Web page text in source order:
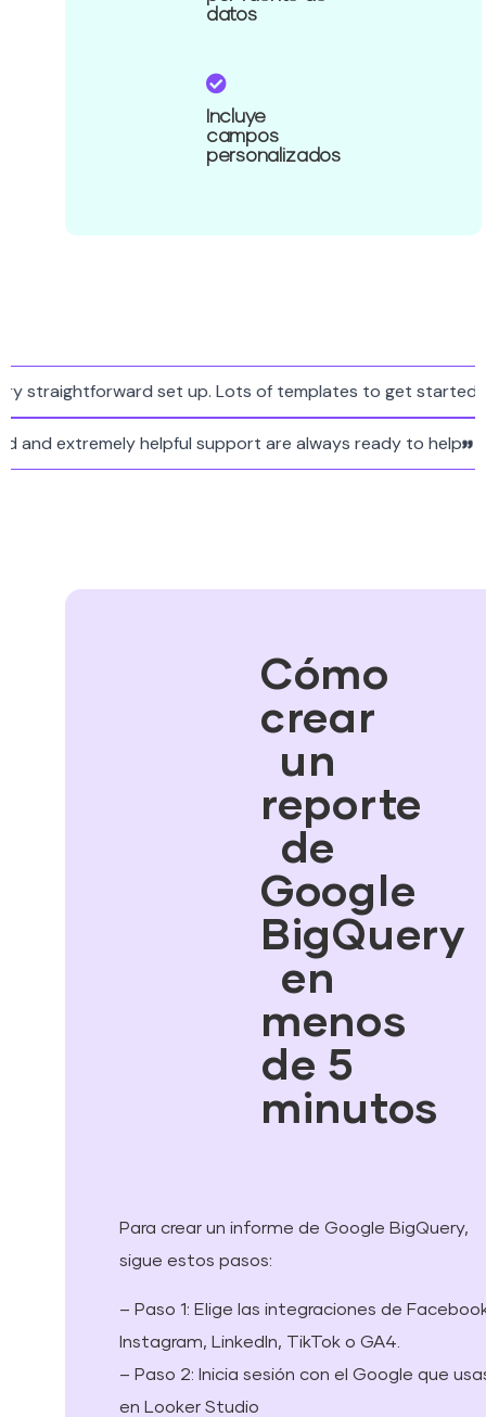
datos
Incluye
campos
personalizados
set up. Lots of templates to get started
and extremely helpful support are always ready to
Cómo
crear
un
reporte
de
Google
BigQuery
en
menos
de 5
minutos
Para crear un informe de Google BigQuery,
sigue estos pasos:
– Paso 1: Elige las integraciones de
Instagram, LinkedIn, TikTok o GA4.
– Paso 2: Inicia sesión con el Google que
en Looker Studio